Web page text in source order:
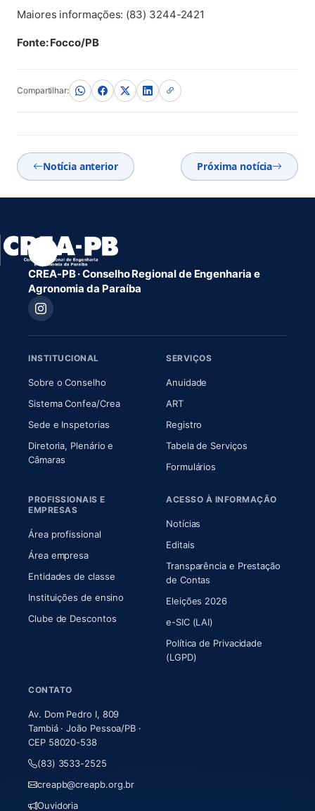
Maiores informações: (83) 3244-2421
Fonte: Focco/PB
Compartilhar:
Notícia anterior Próxima notícia
CREA-PB · Conselho Regional de Engenharia e
Agronomia da Paraíba
INSTITUCIONAL
Sobre o Conselho(abre em nova aba)
Sistema Confea/Crea(abre em nova aba)
Sede e Inspetorias
Diretoria, Plenário e
Câmaras(abre em nova aba)
SERVIÇOS
Anuidade
ART(abre em nova aba)
Registro
Tabela de Serviços
Formulários
PROFISSIONAIS E
EMPRESAS
Área profissional
Área empresa
Entidades de classe
Instituições de ensino
Clube de Descontos
ACESSO À INFORMAÇÃO
Notícias
Editais
Transparência e Prestação
de Contas
Eleições 2026
e-SIC (LAI)
Política de Privacidade
(LGPD)
CONTATO
Av. Dom Pedro I, 809
Tambiá · João Pessoa/PB ·
CEP 58020-538
(83) 3533-2525
creapb@creapb.org.br
Ouvidoria